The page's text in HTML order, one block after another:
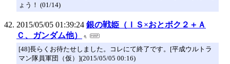
ょう！ (01/14)
2015/05/05 01:39:24 銀の戦姫（ＩＳ×おとボク２＋Ａ
Ｃ、ガンダム他）
[48]長らくお待たせしました。コレにて終了です。[平成ウルトラ
マン隊員軍団（仮）](2015/05/05 00:16)